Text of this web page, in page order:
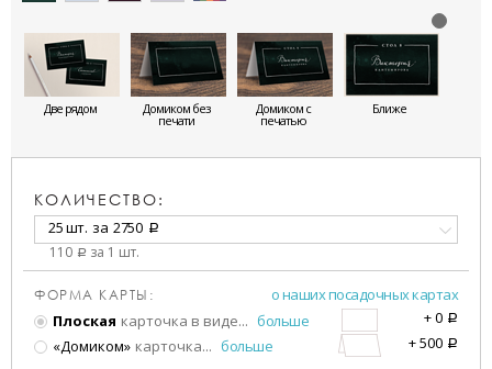
Две рядом Домиком без
печати
Домиком с
печатью
Ближе
КОЛИЧЕСТВО:
25 шт. за 2750 a
110 a за 1 шт.
ФОРМА КАРТЫ:
о наших посадочных картах
Плоская карточка в виде... больше +0 a
«Домиком» карточка... больше +500 a